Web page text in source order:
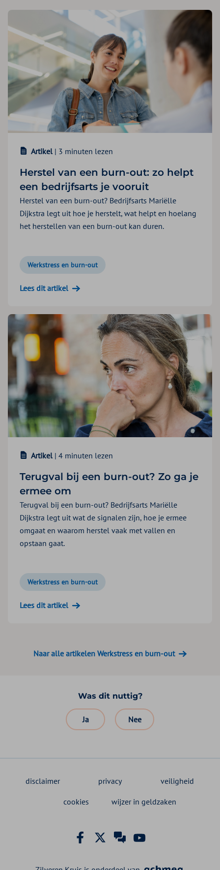
Artikel | 3 minuten lezen
Herstel van een burn-out: zo helpt
een bedrijfsarts je vooruit
Herstel van een burn-out? Bedrijfsarts Mariëlle
Dijkstra legt uit hoe je herstelt, wat helpt en hoelang
het herstellen van een burn-out kan duren.
Werkstress en burn-out
Lees dit artikel
Artikel | 4 minuten lezen
Terugval bij een burn-out? Zo ga je
ermee om
Terugval bij een burn-out? Bedrijfsarts Mariëlle
Dijkstra legt uit wat de signalen zijn, hoe je ermee
omgaat en waarom herstel vaak met vallen en
opstaan gaat.
Werkstress en burn-out
Lees dit artikel
Naar alle artikelen Werkstress en burn-out
Was dit nuttig?
Ja Nee
disclaimer privacy veiligheid
cookies wijzer in geldzaken
Facebook Zilveren Kruis
X Zilveren Kruis
Zilveren Kruis
YouTube